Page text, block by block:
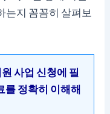
는지 꼼꼼히 살펴보
사업 신청에 필
를 정확히 이해해